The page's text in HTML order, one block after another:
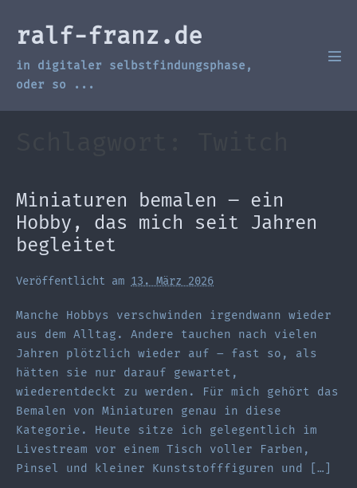
Inhalt
springen
ralf-franz.de
in digitaler selbstfindungsphase,
oder so ...
Miniaturen bemalen – ein
Hobby, das mich seit Jahren
begleitet
Veröffentlicht am 13. März 2026
Manche Hobbys verschwinden irgendwann wieder
aus dem Alltag. Andere tauchen nach vielen
Jahren plötzlich wieder auf – fast so, als
hätten sie nur darauf gewartet,
wiederentdeckt zu werden. Für mich gehört das
Bemalen von Miniaturen genau in diese
Kategorie. Heute sitze ich gelegentlich im
Livestream vor einem Tisch voller Farben,
Pinsel und kleiner Kunststofffiguren und […]